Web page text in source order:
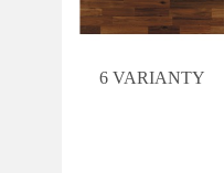
6 VARIANTY